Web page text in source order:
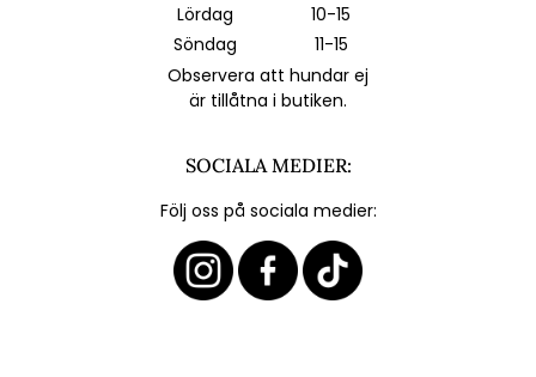
Lördag
10-15
Söndag
11-15
Observera att hundar ej
är tillåtna i butiken.
SOCIALA MEDIER:
Följ oss på sociala medier: